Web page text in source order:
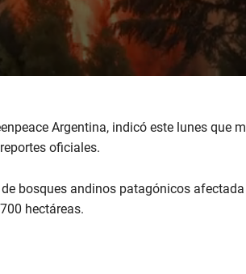
Argentina, indicó este lunes que
oficiales.
bosques andinos patagónicos
hectáreas.